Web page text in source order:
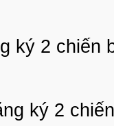
ký 2 chiến
ký 2